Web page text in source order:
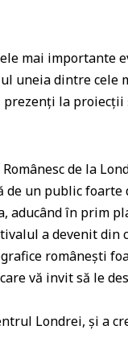
mai importante
uneia dintre cele
la proiecții
de la
un public foarte
aducând în prim
a devenit din
românești
vă invit să le
Londrei, şi a